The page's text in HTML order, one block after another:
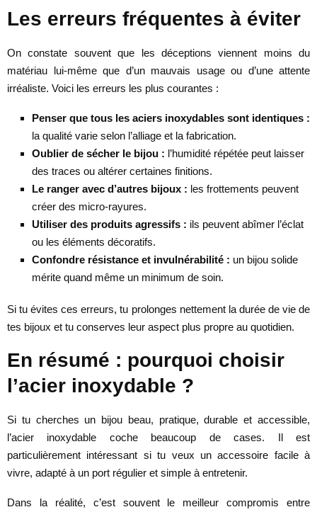
Les erreurs fréquentes à éviter
On constate souvent que les déceptions viennent moins du
matériau lui-même que d’un mauvais usage ou d’une attente
irréaliste. Voici les erreurs les plus courantes :
Penser que tous les aciers inoxydables sont identiques :
la qualité varie selon l’alliage et la fabrication.
Oublier de sécher le bijou : l’humidité répétée peut laisser
des traces ou altérer certaines finitions.
Le ranger avec d’autres bijoux : les frottements peuvent
créer des micro-rayures.
Utiliser des produits agressifs : ils peuvent abîmer l’éclat
ou les éléments décoratifs.
Confondre résistance et invulnérabilité : un bijou solide
mérite quand même un minimum de soin.
Si tu évites ces erreurs, tu prolonges nettement la durée de vie de
tes bijoux et tu conserves leur aspect plus propre au quotidien.
En résumé : pourquoi choisir
l’acier inoxydable ?
Si tu cherches un bijou beau, pratique, durable et accessible,
l’acier inoxydable coche beaucoup de cases. Il est
particulièrement intéressant si tu veux un accessoire facile à
vivre, adapté à un port régulier et simple à entretenir.
Dans la réalité, c’est souvent le meilleur compromis entre